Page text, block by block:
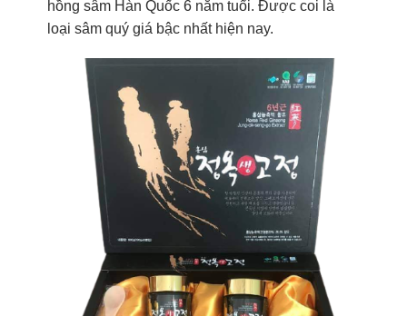
hồng sâm Hàn Quốc 6 năm tuổi. Được coi là
loại sâm quý giá bậc nhất hiện nay.